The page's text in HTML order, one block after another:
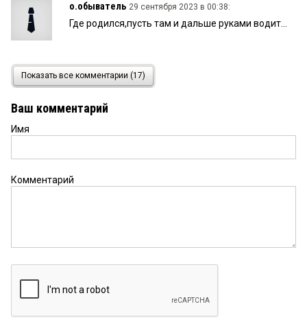
о.обыватель 29 сентября 2023 в 00:38:
Где родился,пусть там и дальше руками водит...
Рукавишников Иван
Следил за его выступлениями. Он делал много
элементарных ошибок. Ну например как то
ляпнул, что в регионе нужно создать Центр
мощностей! Так же профессионалы отметили,
которая может быть. Мне кажется он говорил что
попало. Лишь бы наболтать на камеру.
Безграмотный он. На Уралвагонзаводе может
Василий 26 сентября 2023 в 10:22:
Сейчас начнет схему отрабатывать доставки по
Показать все комментарии (17)
Ваш комментарий
Имя
Комментарий